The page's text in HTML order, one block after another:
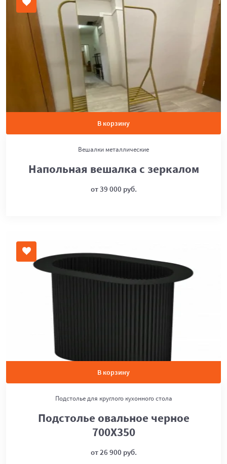
В корзину
Вешалки металлические
Напольная вешалка с зеркалом
от 39 000 руб.
В корзину
Подстолье для круглого кухонного стола
Подстолье овальное черное
700Х350
от 26 900 руб.